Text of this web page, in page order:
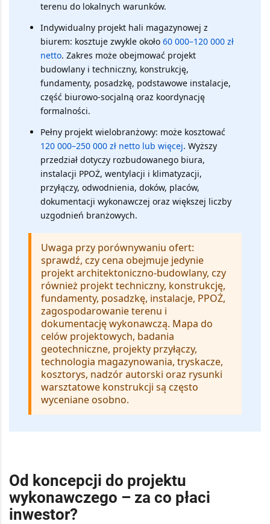
terenu do lokalnych warunków.
Indywidualny projekt hali magazynowej z
biurem: kosztuje zwykle około 60 000–120 000 zł
netto. Zakres może obejmować projekt
budowlany i techniczny, konstrukcję,
fundamenty, posadzkę, podstawowe instalacje,
część biurowo-socjalną oraz koordynację
formalności.
Pełny projekt wielobranżowy: może kosztować
120 000–250 000 zł netto lub więcej. Wyższy
przedział dotyczy rozbudowanego biura,
instalacji PPOŻ, wentylacji i klimatyzacji,
przyłączy, odwodnienia, doków, placów,
dokumentacji wykonawczej oraz większej liczby
uzgodnień branżowych.
Uwaga przy porównywaniu ofert:
sprawdź, czy cena obejmuje jedynie
projekt architektoniczno-budowlany, czy
również projekt techniczny, konstrukcję,
fundamenty, posadzkę, instalacje, PPOŻ,
zagospodarowanie terenu i
dokumentację wykonawczą. Mapa do
celów projektowych, badania
geotechniczne, projekty przyłączy,
technologia magazynowania, tryskacze,
kosztorys, nadzór autorski oraz rysunki
warsztatowe konstrukcji są często
wyceniane osobno.
Od koncepcji do projektu
wykonawczego – za co płaci
inwestor?